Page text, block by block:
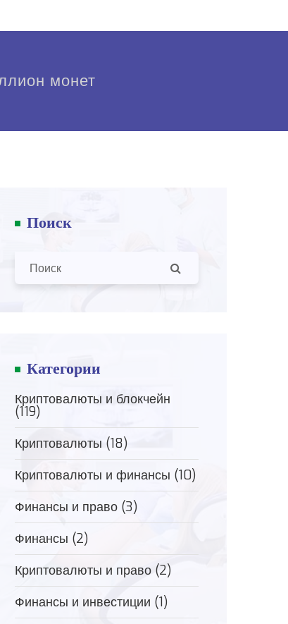
монет
Поиск
Категории
Криптовалюты и блокчейн
(119)
Криптовалюты (18)
Криптовалюты и финансы (10)
Финансы и право (3)
Финансы (2)
Криптовалюты и право (2)
Финансы и инвестиции (1)